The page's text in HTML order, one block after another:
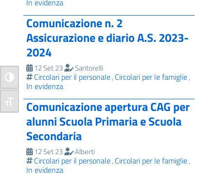
Attiva/disattiva alto contrasto
Attiva/disattiva dimensione testo
In evidenza
Comunicazione n. 2
Assicurazione e diario A.S. 2023-
2024
12 Set 23 Santorelli
Circolari per il personale, Circolari per le famiglie,
In evidenza
Comunicazione apertura CAG per
alunni Scuola Primaria e Scuola
Secondaria
12 Set 23 Alberti
Circolari per il personale, Circolari per le famiglie,
In evidenza